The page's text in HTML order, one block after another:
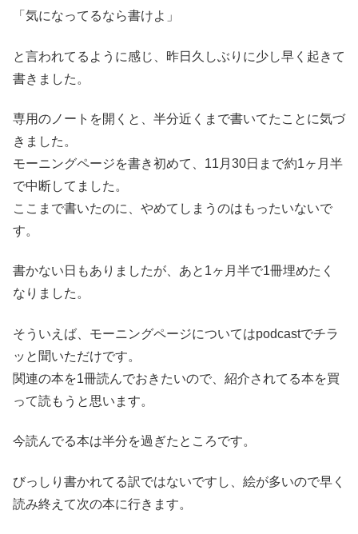
「気になってるなら書けよ」
と言われてるように感じ、昨日久しぶりに少し早く起きて
書きました。
専用のノートを開くと、半分近くまで書いてたことに気づ
きました。
モーニングページを書き初めて、11月30日まで約1ヶ月半
で中断してました。
ここまで書いたのに、やめてしまうのはもったいないで
す。
書かない日もありましたが、あと1ヶ月半で1冊埋めたく
なりました。
そういえば、モーニングページについてはpodcastでチラ
ッと聞いただけです。
関連の本を1冊読んでおきたいので、紹介されてる本を買
って読もうと思います。
今読んでる本は半分を過ぎたところです。
びっしり書かれてる訳ではないですし、絵が多いので早く
読み終えて次の本に行きます。